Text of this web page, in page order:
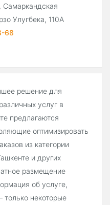
Самаркандская
Улугбека, 110А
68
решение для
услуг в
предлагаются
оптимизировать
из категории
и других
размещение
об услуге,
только некоторые